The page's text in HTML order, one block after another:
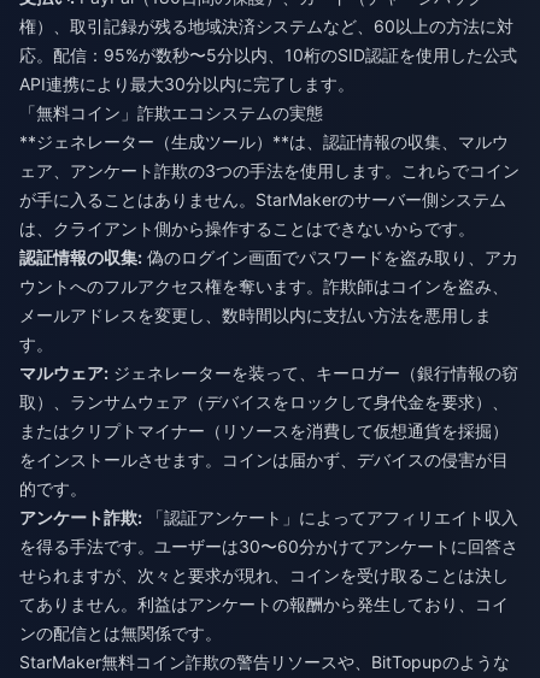
権）、取引記録が残る地域決済システムなど、60以上の方法に対
応。配信：95%が数秒〜5分以内、10桁のSID認証を使用した公式
API連携により最大30分以内に完了します。
「無料コイン」詐欺エコシステムの実態
**ジェネレーター（生成ツール）**は、認証情報の収集、マルウ
ェア、アンケート詐欺の3つの手法を使用します。これらでコイン
が手に入ることはありません。StarMakerのサーバー側システム
は、クライアント側から操作することはできないからです。
認証情報の収集: 偽のログイン画面でパスワードを盗み取り、アカ
ウントへのフルアクセス権を奪います。詐欺師はコインを盗み、
メールアドレスを変更し、数時間以内に支払い方法を悪用しま
す。
マルウェア: ジェネレーターを装って、キーロガー（銀行情報の窃
取）、ランサムウェア（デバイスをロックして身代金を要求）、
またはクリプトマイナー（リソースを消費して仮想通貨を採掘）
をインストールさせます。コインは届かず、デバイスの侵害が目
的です。
アンケート詐欺: 「認証アンケート」によってアフィリエイト収入
を得る手法です。ユーザーは30〜60分かけてアンケートに回答さ
せられますが、次々と要求が現れ、コインを受け取ることは決し
てありません。利益はアンケートの報酬から発生しており、コイ
ンの配信とは無関係です。
StarMaker無料コイン詐欺の警告リソースや、BitTopupのような